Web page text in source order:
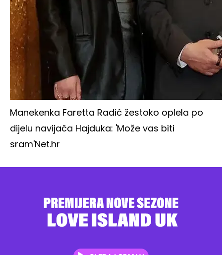
Manekenka Faretta Radić žestoko oplela po
dijelu navijača Hajduka: 'Može vas biti
sram'Net.hr